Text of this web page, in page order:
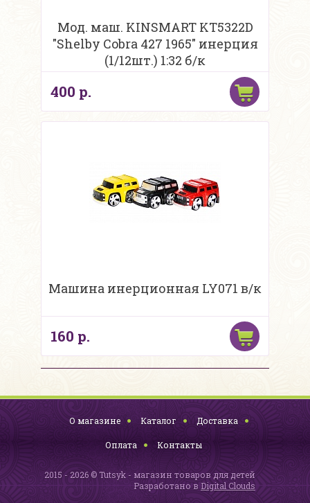
Мод. маш. KINSMART KT5322D
"Shelby Cobra 427 1965" инерция
(1/12шт.) 1:32 б/к
400 р.
Машина инерционная LY071 в/к
160 р.
О магазине Каталог Доставка
Оплата Контакты
2015 - 2026 © Tutsyk - магазин товаров для детей
Разработано в Digital Clouds